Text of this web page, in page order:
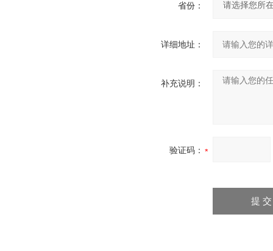
省份：
详细地址：
补充说明：
验证码：